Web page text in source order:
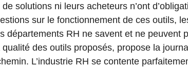
solutions ni leurs acheteurs n’ont
sur le fonctionnement de ces outils,
départements RH ne savent et ne peuvent
qualité des outils proposés, propose la
L’industrie RH se contente